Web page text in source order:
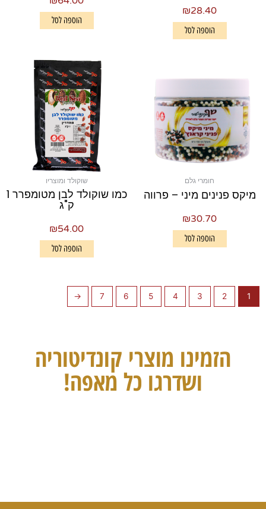
₪28.40
הוספה לסל
הוספה לסל
חומרי גלם
מיקס פנינים מיני – פרווה
₪30.70
הוספה לסל
שוקולד ומוצריו
כמו שוקולד לבן מטומפרר 1
ק"ג
₪54.00
הוספה לסל
1
2
3
4
5
6
7
←
הזמינו מוצרי קונדיטוריה
ושדרגו כל מאפה!